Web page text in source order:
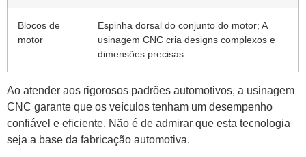
Blocos de
motor
Espinha dorsal do conjunto do motor; A
usinagem CNC cria designs complexos e
dimensões precisas.
Ao atender aos rigorosos padrões automotivos, a usinagem
CNC garante que os veículos tenham um desempenho
confiável e eficiente. Não é de admirar que esta tecnologia
seja a base da fabricação automotiva.